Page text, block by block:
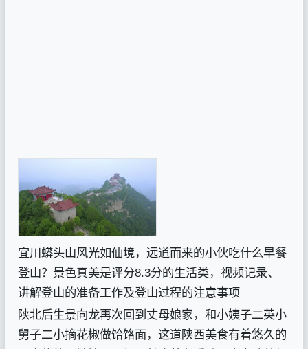
宜川蟒头山风光如仙境，远道而来的小伙吃什么早餐
登山？景色真美是评分8.3分的生活类，视频记录、
讲解登山的准备工作及登山过程的注意事项
陕北后生景向龙再次回到丈母娘家，和小姨子二英小
舅子二小摘花椒做饸饹面，这道陕西美食有着悠久的